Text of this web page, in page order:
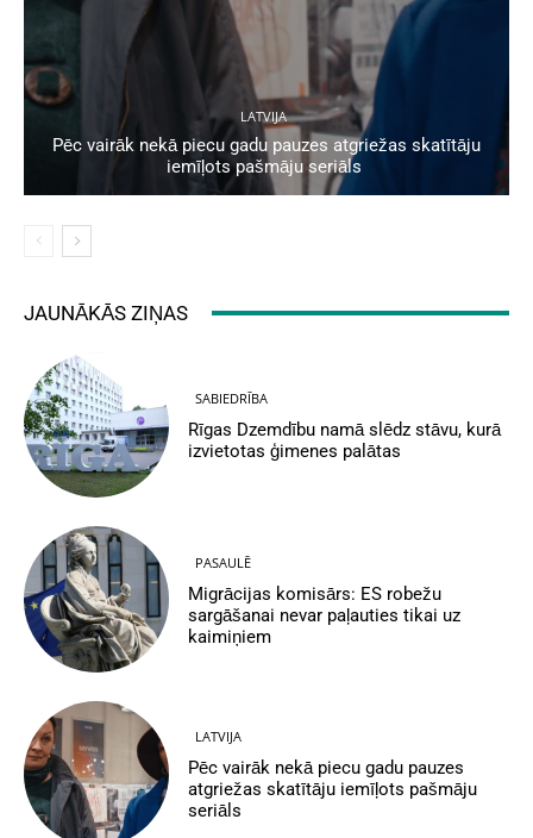
LATVIJA
Pēc vairāk nekā piecu gadu pauzes atgriežas skatītāju
iemīļots pašmāju seriāls
JAUNĀKĀS ZIŅAS
SABIEDRĪBA
Rīgas Dzemdību namā slēdz stāvu, kurā
izvietotas ģimenes palātas
PASAULĒ
Migrācijas komisārs: ES robežu
sargāšanai nevar paļauties tikai uz
kaimiņiem
LATVIJA
Pēc vairāk nekā piecu gadu pauzes
atgriežas skatītāju iemīļots pašmāju
seriāls